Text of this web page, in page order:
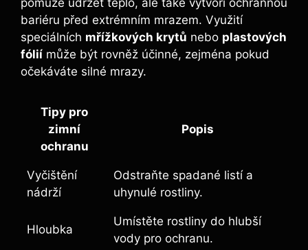
bariéru před extrémním mrazem. Využití
speciálních mřížkových krytů nebo plastových
fólií může být rovněž účinné, zejména pokud
očekáváte silné mrazy.
Tipy pro
zimní
ochranu
Popis
Vyčištění
nádrží
Odstraňte spadané listí a
uhynulé rostliny.
Hloubka
Umístěte rostliny do hlubší
vody pro ochranu.